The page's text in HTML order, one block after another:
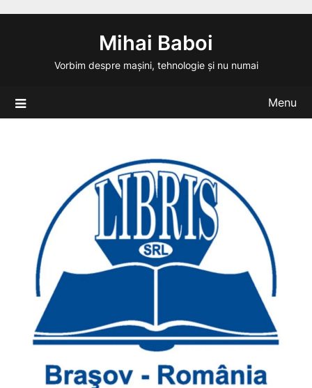
Mihai Baboi
Vorbim despre mașini, tehnologie și nu numai
Menu